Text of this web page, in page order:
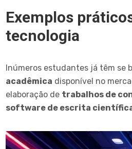
Exemplos
tecnologia
Inúmeros estudantes já têm se
acadêmica disponível no
elaboração de trabalhos de
software de escrita